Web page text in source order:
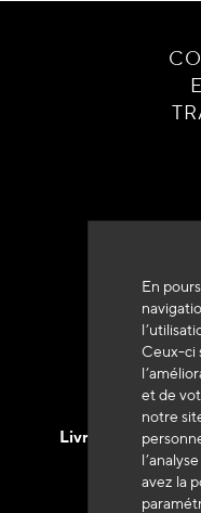
En
Ceux-ci
et de
notre
avez la
+33 (0)4
Livraison en 48h